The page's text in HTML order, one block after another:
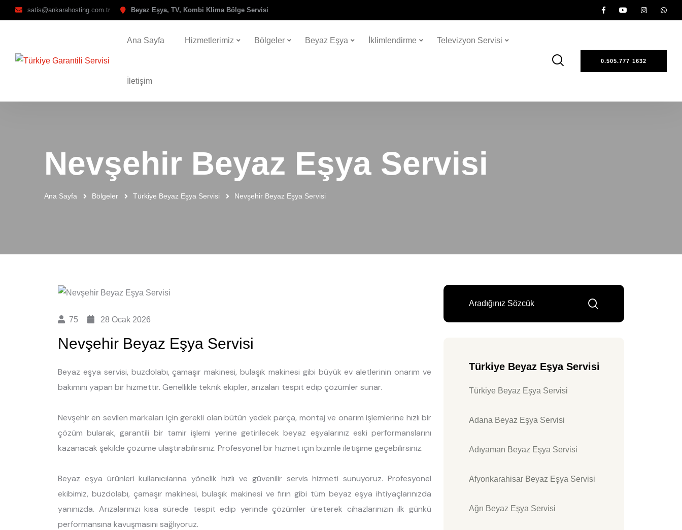
satis@ankarahosting.com.tr Beyaz Eşya, TV, Kombi Klima Bölge Servisi
Ana Sayfa Hizmetlerimiz Bölgeler Beyaz Eşya İklimlendirme Televizyon Servisi
İletişim
0.505.777 1632
Nevşehir Beyaz Eşya Servisi
Ana Sayfa Bölgeler Türkiye Beyaz Eşya Servisi Nevşehir Beyaz Eşya Servisi
75 28 Ocak 2026
Nevşehir Beyaz Eşya Servisi
Beyaz eşya servisi, buzdolabı, çamaşır makinesi, bulaşık makinesi gibi büyük ev aletlerinin onarım ve
bakımını yapan bir hizmettir. Genellikle teknik ekipler, arızaları tespit edip çözümler sunar.
Nevşehir en sevilen markaları için gerekli olan bütün yedek parça, montaj ve onarım işlemlerine hızlı bir
çözüm bularak, garantili bir tamir işlemi yerine getirilecek beyaz eşyalarınız eski performanslarını
kazanacak şekilde çözüme ulaştırabilirsiniz. Profesyonel bir hizmet için bizimle iletişime geçebilirsiniz.
Beyaz eşya ürünleri kullanıcılarına yönelik hızlı ve güvenilir servis hizmeti sunuyoruz. Profesyonel
ekibimiz, buzdolabı, çamaşır makinesi, bulaşık makinesi ve fırın gibi tüm beyaz eşya ihtiyaçlarınızda
yanınızda. Arızalarınızı kısa sürede tespit edip yerinde çözümler üreterek cihazlarınızın ilk günkü
performansına kavuşmasını sağlıyoruz.
Türkiye Beyaz Eşya Servisi
Türkiye Beyaz Eşya Servisi
Adana Beyaz Eşya Servisi
Adıyaman Beyaz Eşya Servisi
Afyonkarahisar Beyaz Eşya Servisi
Ağrı Beyaz Eşya Servisi